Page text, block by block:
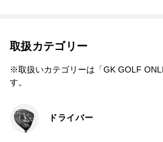
取扱カテゴリー
※取扱いカテゴリーは「GK GOLF
す。
ドライバー